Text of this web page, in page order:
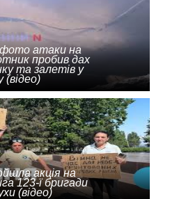
фото атаки на
пробив дах
та залетів у
(відео)
акція на
123-ї бригади
(відео)